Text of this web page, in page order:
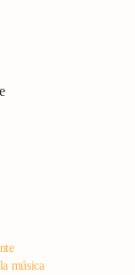
música